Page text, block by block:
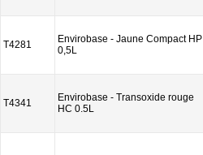
T4281
Envirobase - Jaune Compact HP
0,5L
T4341
Envirobase - Transoxide rouge
HC 0.5L